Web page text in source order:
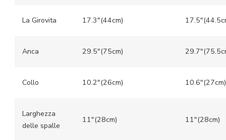
La Girovita 17.3″(44cm)
Anca 29.5″(75cm)
Collo 10.2″(26cm) 10.6″(27cm)
Larghezza
delle spalle
11″(28cm) 11″(28cm)